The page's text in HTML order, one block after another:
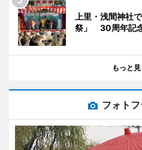
上里・浅間神社
祭」 30周年記
もっと見
フォト